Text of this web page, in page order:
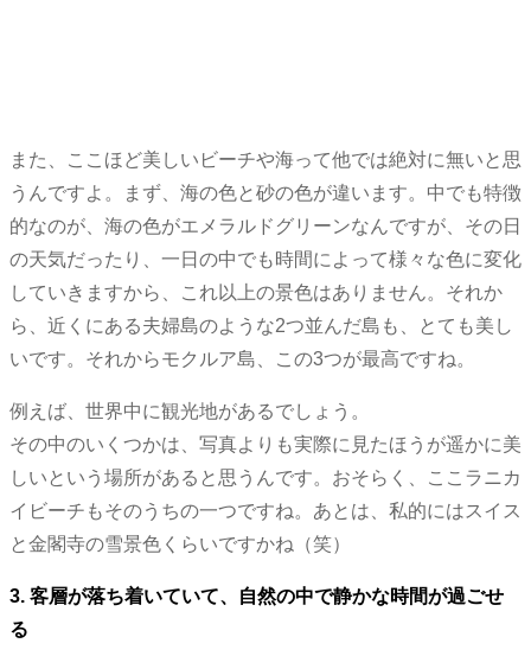
また、ここほど美しいビーチや海って他では絶対に無いと思
うんですよ。まず、海の色と砂の色が違います。中でも特徴
的なのが、海の色がエメラルドグリーンなんですが、その日
の天気だったり、一日の中でも時間によって様々な色に変化
していきますから、これ以上の景色はありません。それか
ら、近くにある夫婦島のような2つ並んだ島も、とても美し
いです。それからモクルア島、この3つが最高ですね。
例えば、世界中に観光地があるでしょう。
その中のいくつかは、写真よりも実際に見たほうが遥かに美
しいという場所があると思うんです。おそらく、ここラニカ
イビーチもそのうちの一つですね。あとは、私的にはスイス
と金閣寺の雪景色くらいですかね（笑）
3. 客層が落ち着いていて、自然の中で静かな時間が過ごせ
る